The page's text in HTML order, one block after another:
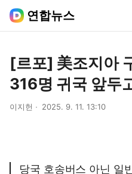
연합뉴스
[르포] 美조지아
316명 귀국 앞두
이지헌 2025. 9. 11. 13:10
당국 호송버스 아닌 일